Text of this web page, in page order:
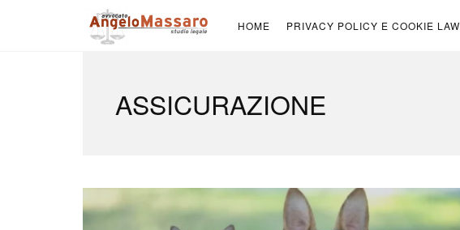
HOME PRIVACY POLICY E COOKIE LAW
ASSICURAZIONE